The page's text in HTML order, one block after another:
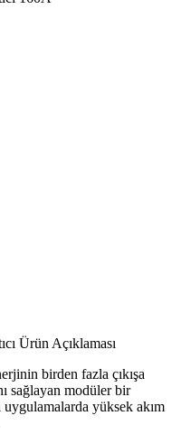
Ürün Açıklaması
birden fazla çıkışa
sağlayan modüler bir
yüksek akım